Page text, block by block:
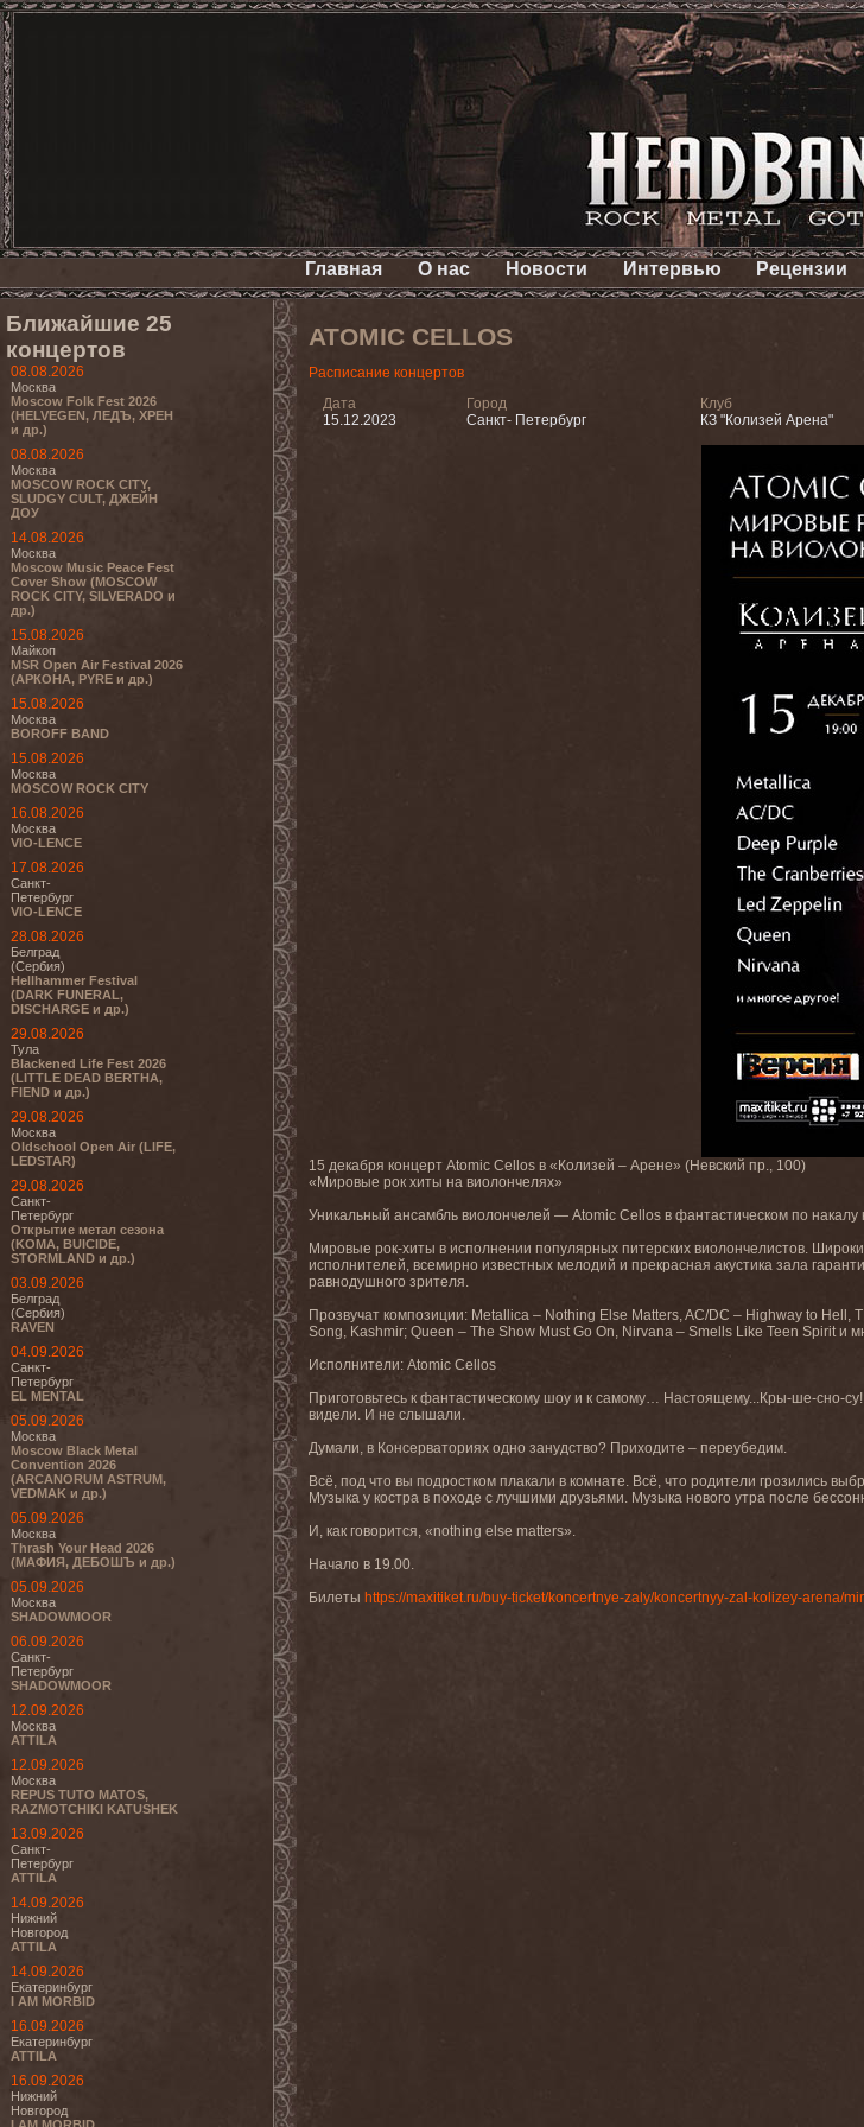
Главная О нас Новости Интервью Рецензии
Ближайшие 25
концертов
08.08.2026
Москва
Moscow Folk Fest 2026
(HELVEGEN, ЛЕДЪ, ХРЕН
и др.)
08.08.2026
Москва
MOSCOW ROCK CITY,
SLUDGY CULT, ДЖЕЙН
ДОУ
14.08.2026
Москва
Moscow Music Peace Fest
Cover Show (MOSCOW
ROCK CITY, SILVERADO и
др.)
15.08.2026
Майкоп
MSR Open Air Festival 2026
(АРКОНА, PYRE и др.)
15.08.2026
Москва
BOROFF BAND
15.08.2026
Москва
MOSCOW ROCK CITY
16.08.2026
Москва
VIO-LENCE
17.08.2026
Санкт-
Петербург
VIO-LENCE
28.08.2026
Белград
(Сербия)
Hellhammer Festival
(DARK FUNERAL,
DISCHARGE и др.)
29.08.2026
Тула
Blackened Life Fest 2026
(LITTLE DEAD BERTHA,
FIEND и др.)
29.08.2026
Москва
Oldschool Open Air (LIFE,
LEDSTAR)
29.08.2026
Санкт-
Петербург
Открытие метал сезона
(KOMA, BUICIDE,
STORMLAND и др.)
03.09.2026
Белград
(Сербия)
RAVEN
04.09.2026
Санкт-
Петербург
EL MENTAL
05.09.2026
Москва
Moscow Black Metal
Convention 2026
(ARCANORUM ASTRUM,
VEDMAK и др.)
05.09.2026
Москва
Thrash Your Head 2026
(МАФИЯ, ДЕБОШЪ и др.)
05.09.2026
Москва
SHADOWMOOR
06.09.2026
Санкт-
Петербург
SHADOWMOOR
12.09.2026
Москва
ATTILA
12.09.2026
Москва
REPUS TUTO MATOS,
RAZMOTCHIKI KATUSHEK
13.09.2026
Санкт-
Петербург
ATTILA
14.09.2026
Нижний
Новгород
ATTILA
14.09.2026
Екатеринбург
I AM MORBID
16.09.2026
Екатеринбург
ATTILA
16.09.2026
Нижний
Новгород
ATOMIC CELLOS
Расписание концертов
Дата
15.12.2023
Город
Санкт- Петербург
Клуб
КЗ "Колизей Арена"
15 декабря концерт Atomic Cellos в «Колизей – Арене» (Невский пр., 100)
«Мировые рок хиты на виолончелях»
Уникальный ансамбль виолончелей — Atomic Cellos в фантастическом по
Мировые рок-хиты в исполнении популярных питерских виолончелистов.
исполнителей, всемирно известных мелодий и прекрасная акустика зала
равнодушного зрителя.
Прозвучат композиции: Metallica – Nothing Else Matters, AC/DC – Highway to
Song, Kashmir; Queen – The Show Must Go On, Nirvana – Smells Like Teen Spirit и
Исполнители: Atomic Cellos
Приготовьтесь к фантастическому шоу и к самому… Настоящему...Кры-ше-сно-
видели. И не слышали.
Думали, в Консерваториях одно занудство? Приходите – переубедим.
Всё, под что вы подростком плакали в комнате. Всё, что родители грозились
Музыка у костра в походе с лучшими друзьями. Музыка нового утра после
И, как говорится, «nothing else matters».
Начало в 19.00.
Билеты https://maxitiket.ru/buy-ticket/koncertnye-zaly/koncertnyy-zal-kolizey-